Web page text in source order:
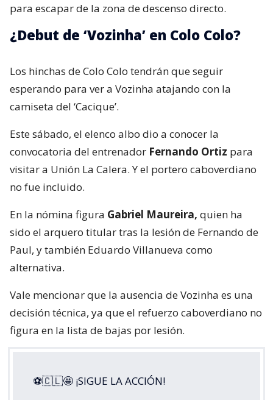
para escapar de la zona de descenso directo.
¿Debut de ‘Vozinha’ en Colo Colo?
Los hinchas de Colo Colo tendrán que seguir
esperando para ver a Vozinha atajando con la
camiseta del ‘Cacique’.
Este sábado, el elenco albo dio a conocer la
convocatoria del entrenador Fernando Ortiz para
visitar a Unión La Calera. Y el portero caboverdiano
no fue incluido.
En la nómina figura Gabriel Maureira, quien ha
sido el arquero titular tras la lesión de Fernando de
Paul, y también Eduardo Villanueva como
alternativa.
Vale mencionar que la ausencia de Vozinha es una
decisión técnica, ya que el refuerzo caboverdiano no
figura en la lista de bajas por lesión.
⚽🇨🇱🤩 ¡SIGUE LA ACCIÓN!